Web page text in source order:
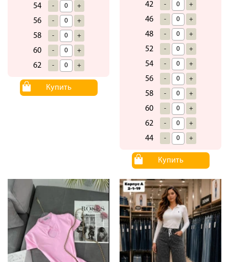
54 - +
56 - +
58 - +
60 - +
62 - +
Купить
42 - +
46 - +
48 - +
52 - +
54 - +
56 - +
58 - +
60 - +
62 - +
44 - +
Купить